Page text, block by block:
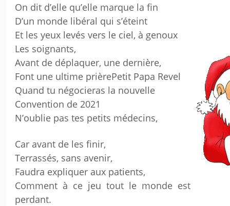
On dit d’elle qu’elle marque la fin
D’un monde libéral qui s’éteint
Et les yeux levés vers le ciel, à genoux
Les soignants,
Avant de déplaquer, une dernière,
Font une ultime prièrePetit Papa Revel
Quand tu négocieras la nouvelle
Convention de 2021
N’oublie pas tes petits médecins,
Car avant de les finir,
Terrassés, sans avenir,
Faudra expliquer aux patients,
Comment à ce jeu tout le monde est
perdant.